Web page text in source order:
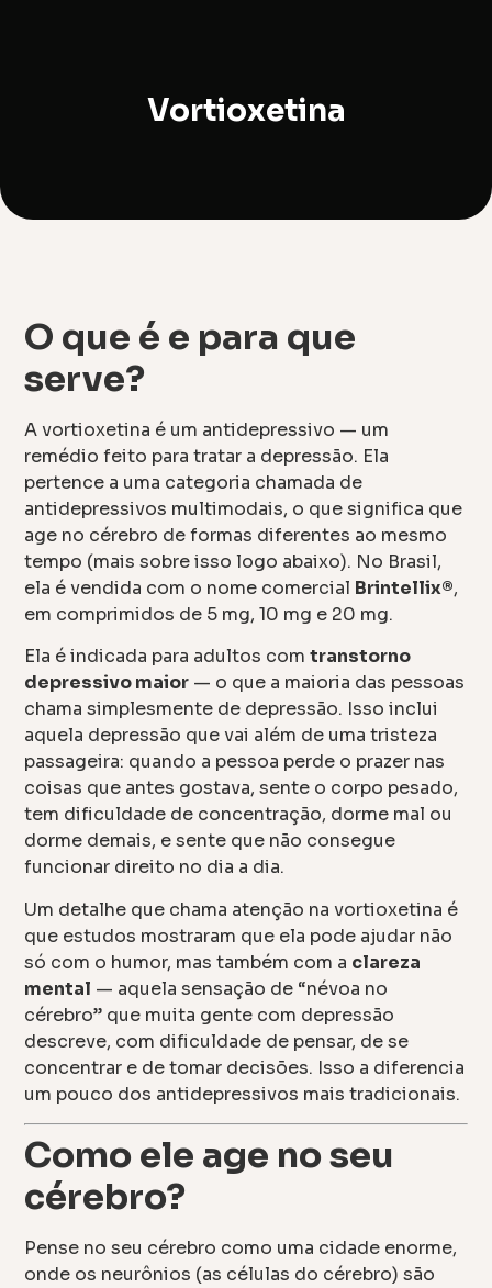
Vortioxetina
O que é e para que
serve?
A vortioxetina é um antidepressivo — um
remédio feito para tratar a depressão. Ela
pertence a uma categoria chamada de
antidepressivos multimodais, o que significa que
age no cérebro de formas diferentes ao mesmo
tempo (mais sobre isso logo abaixo). No Brasil,
ela é vendida com o nome comercial Brintellix®,
em comprimidos de 5 mg, 10 mg e 20 mg.
Ela é indicada para adultos comtranstorno
depressivo maior — o que a maioria das pessoas
chama simplesmente de depressão. Isso inclui
aquela depressão que vai além de uma tristeza
passageira: quando a pessoa perde o prazer nas
coisas que antes gostava, sente o corpo pesado,
tem dificuldade de concentração, dorme mal ou
dorme demais, e sente que não consegue
funcionar direito no dia a dia.
Um detalhe que chama atenção na vortioxetina é
que estudos mostraram que ela pode ajudar não
só com o humor, mas também com a clareza
mental — aquela sensação de “névoa no
cérebro” que muita gente com depressão
descreve, com dificuldade de pensar, de se
concentrar e de tomar decisões. Isso a diferencia
um pouco dos antidepressivos mais tradicionais.
Como ele age no seu
cérebro?
Pense no seu cérebro como uma cidade enorme,
onde os neurônios (as células do cérebro) são